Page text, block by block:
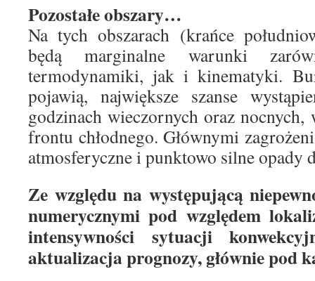
Pozostałe obszary…
Na tych obszarach (krańce
będą marginalne warunki
termodynamiki, jak i kinematyki.
pojawią, największe szanse
godzinach wieczornych oraz nocnych,
frontu chłodnego. Głównymi
atmosferyczne i punktowo silne opady
Ze względu na występującą
numerycznymi pod względem
intensywności sytuacji
aktualizacja prognozy, głównie pod